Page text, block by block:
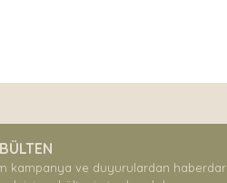
kampanya ve duyurulardan haberdar